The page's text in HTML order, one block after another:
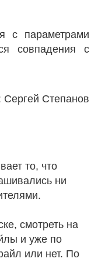
с параметрами
совпадения с
Сергей Степанов
то, что
ни
смотреть на
и уже по
или нет. По